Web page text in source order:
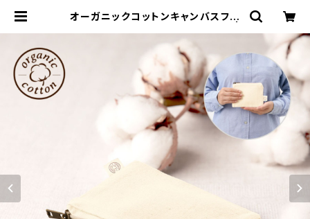
オーガニックコットンキャンバスフラ
名入れノベルティ販促 ミスターギフ